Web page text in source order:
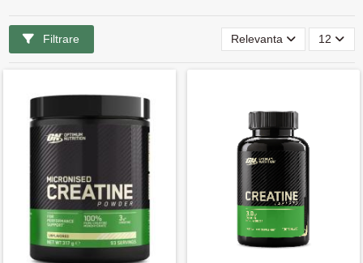
Filtrare Relevanta 12